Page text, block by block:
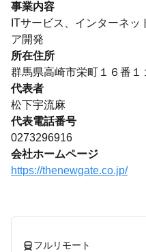
事業内容
ITサービス、インターネ
ア開発
所在住所
群馬県高崎市栄町１６番１
代表者
松下宇流麻
代表電話番号
0273296916
会社ホームページ
https://thenewgate.co.jp/
フルリモート